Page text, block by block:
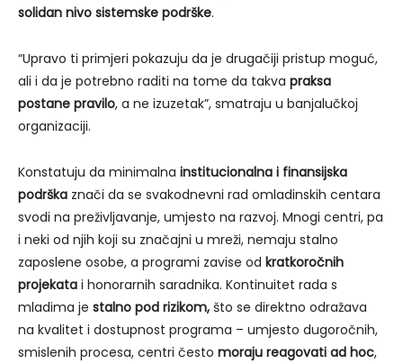
solidan nivo sistemske podrške.
“Upravo ti primjeri pokazuju da je drugačiji pristup moguć,
ali i da je potrebno raditi na tome da takva praksa
postane pravilo, a ne izuzetak”, smatraju u banjalučkoj
organizaciji.
Konstatuju da minimalna institucionalna i finansijska
podrška znači da se svakodnevni rad omladinskih centara
svodi na preživljavanje, umjesto na razvoj. Mnogi centri, pa
i neki od njih koji su značajni u mreži, nemaju stalno
zaposlene osobe, a programi zavise od kratkoročnih
projekata i honorarnih saradnika. Kontinuitet rada s
mladima je stalno pod rizikom, što se direktno odražava
na kvalitet i dostupnost programa – umjesto dugoročnih,
smislenih procesa, centri često moraju reagovati ad hoc,